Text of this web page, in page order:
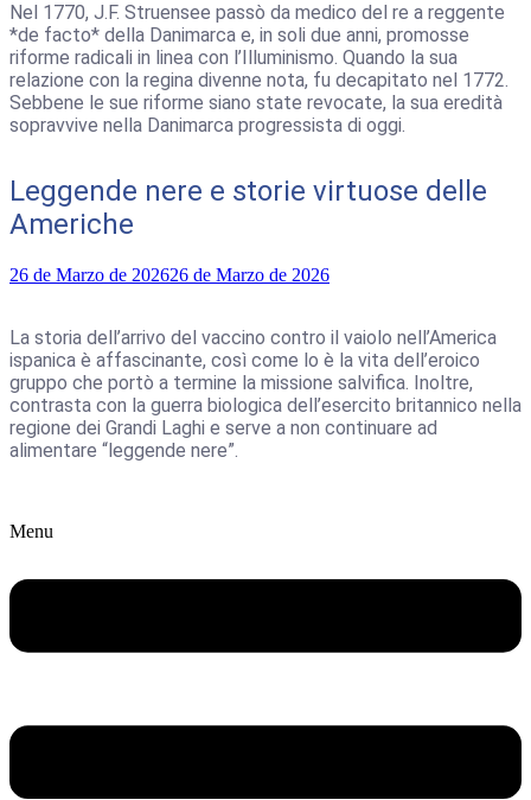
Nel 1770, J.F. Struensee passò da medico del re a reggente
*de facto* della Danimarca e, in soli due anni, promosse
riforme radicali in linea con l’Illuminismo. Quando la sua
relazione con la regina divenne nota, fu decapitato nel 1772.
Sebbene le sue riforme siano state revocate, la sua eredità
sopravvive nella Danimarca progressista di oggi.
Leggende nere e storie virtuose delle
Americhe
26 de Marzo de 202626 de Marzo de 2026
La storia dell’arrivo del vaccino contro il vaiolo nell’America
ispanica è affascinante, così come lo è la vita dell’eroico
gruppo che portò a termine la missione salvifica. Inoltre,
contrasta con la guerra biologica dell’esercito britannico nella
regione dei Grandi Laghi e serve a non continuare ad
alimentare “leggende nere”.
Menu